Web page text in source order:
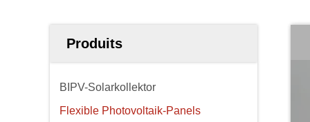
Produits
BIPV-Solarkollektor
Flexible Photovoltaik-Panels